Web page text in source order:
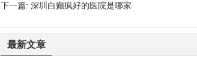
下一篇: 深圳白癫疯好的医院是哪家
最新文章